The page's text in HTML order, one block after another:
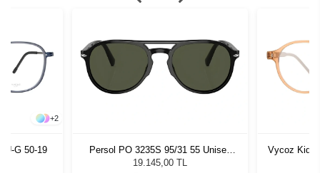
+2
G 50-19
Persol PO 3235S 95/31 55 Unisex
Güneş Gözlüğü
19.145,00 TL
Vycoz Kids